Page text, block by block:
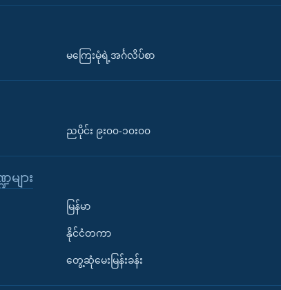
မကြေးမုံရဲ့အင်္ဂလိပ်စာ
ညပိုင်း ၉း၀၀-၁၀း၀၀
ျား
မြန်မာ
နိုင်ငံတကာ
တွေ့ဆုံမေးမြန်းခန်း